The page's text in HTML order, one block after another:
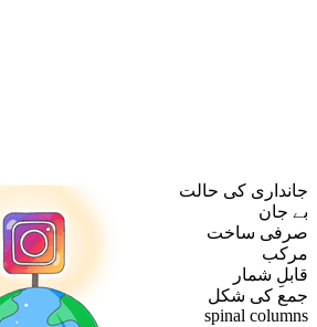
جانداری کی حالت
بے جان
صرفی ساخت
مرکب
قابلِ شمار
جمع کی شکل
spinal columns